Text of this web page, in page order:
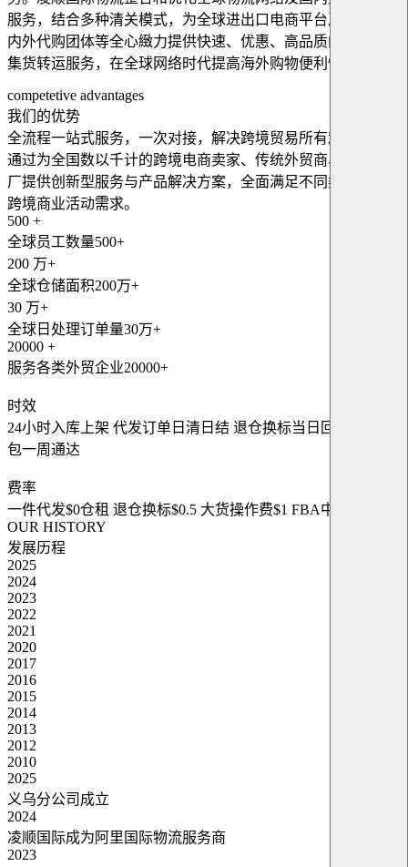
服务，结合多种清关模式，为全球进出口电商平台及企业、海
内外代购团体等全心緻力提供快速、优惠、高品质的国际快递
集货转运服务，在全球网络时代提高海外购物便利性。
competetive advantages
我们的优势
全流程一站式服务，一次对接，解决跨境贸易所有难题。公司
通过为全国数以千计的跨境电商卖家、传统外贸商、OEM工
厂提供创新型服务与产品解决方案，全面满足不同类型企业的
跨境商业活动需求。
500 +
全球员工数量500+
200 万+
全球仓储面积200万+
30 万+
全球日处理订单量30万+
20000 +
服务各类外贸企业20000+
时效
24小时入库上架 代发订单日清日结 退仓换标当日回转
包一周通达
费率
一件代发$0仓租 退仓换标$0.5 大货操作费$1 FBA中转$4
OUR HISTORY
发展历程
2025
2024
2023
2022
2021
2020
2017
2016
2015
2014
2013
2012
2010
2025
义乌分公司成立
2024
凌顺国际成为阿里国际物流服务商
2023